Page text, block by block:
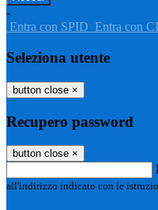
-
Entra con SPID Entra con
Seleziona utente
button close ×
Recupero password
button close ×
all'indirizzo indicato con le